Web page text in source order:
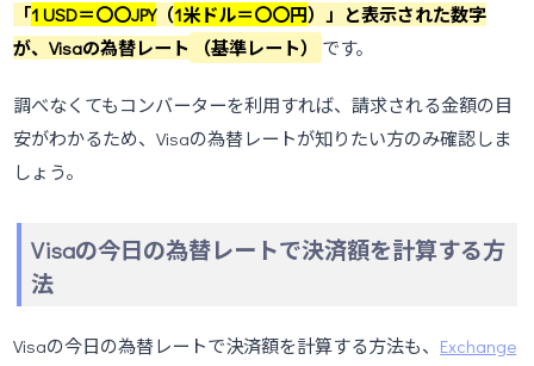
「1 USD＝〇〇JPY（1米ドル＝〇〇円）」と表示された数字
が、Visaの為替レート
（基準レート） です。
調べなくてもコンバーターを利用すれば、請求される金額の目
安がわかるため、Visaの為替レートが知りたい方のみ確認しま
しょう。
Visaの今日の為替レートで決済額を計算する方
法
Visaの今日の為替レートで決済額を計算する方法も、 Exchange